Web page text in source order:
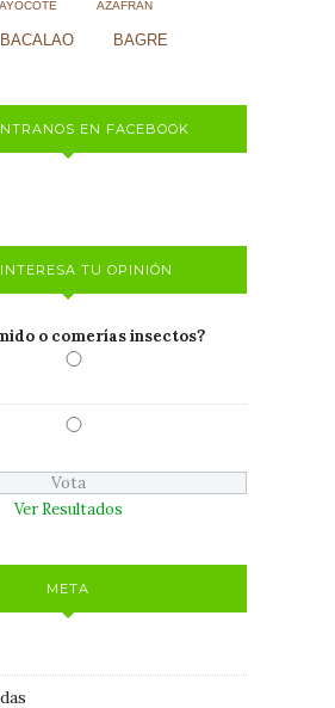
AYOCOTE AZAFRÁN
BACALAO BAGRE
EN FACEBOOK
TU OPINIÓN
o comerías insectos?
Ver Resultados
META